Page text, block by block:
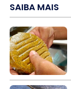
SAIBA MAIS